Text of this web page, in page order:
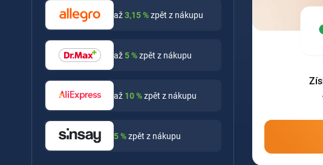
až3,15%zpět z nákupu
až5%zpět z nákupu
až 10%zpět z nákupu
5%zpět z nákupu